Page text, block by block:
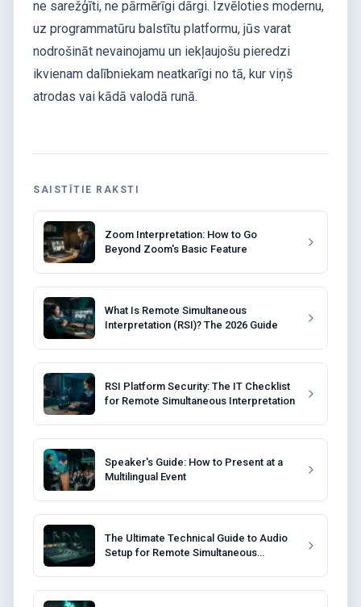
ne sarežģīti, ne pārmērīgi dārgi. Izvēloties modernu,
uz programmatūru balstītu platformu, jūs varat
nodrošināt nevainojamu un iekļaujošu pieredzi
ikvienam dalībniekam neatkarīgi no tā, kur viņš
atrodas vai kādā valodā runā.
SAISTĪTIE RAKSTI
Zoom Interpretation: How to Go
Beyond Zoom's Basic Feature
What Is Remote Simultaneous
Interpretation (RSI)? The 2026 Guide
RSI Platform Security: The IT Checklist
for Remote Simultaneous Interpretation
Speaker's Guide: How to Present at a
Multilingual Event
The Ultimate Technical Guide to Audio
Setup for Remote Simultaneous